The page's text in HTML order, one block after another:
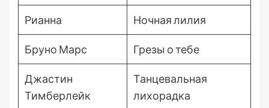
Рианна Ночная лилия
Бруно Марс Грезы о тебе
Джастин
Тимберлейк
Танцевальная
лихорадка